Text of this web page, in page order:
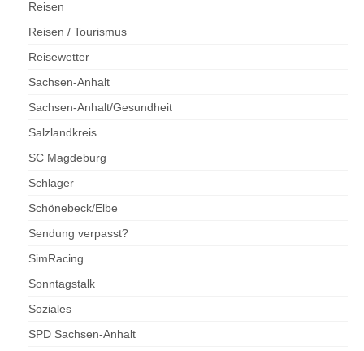
Reisen
Reisen / Tourismus
Reisewetter
Sachsen-Anhalt
Sachsen-Anhalt/Gesundheit
Salzlandkreis
SC Magdeburg
Schlager
Schönebeck/Elbe
Sendung verpasst?
SimRacing
Sonntagstalk
Soziales
SPD Sachsen-Anhalt